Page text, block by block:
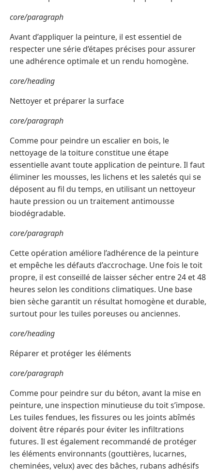
core/paragraph
Avant d’appliquer la peinture, il est essentiel de
respecter une série d’étapes précises pour assurer
une adhérence optimale et un rendu homogène.
core/heading
Nettoyer et préparer la surface
core/paragraph
Comme pour peindre un escalier en bois, le
nettoyage de la toiture constitue une étape
essentielle avant toute application de peinture. Il faut
éliminer les mousses, les lichens et les saletés qui se
déposent au fil du temps, en utilisant un nettoyeur
haute pression ou un traitement antimousse
biodégradable.
core/paragraph
Cette opération améliore l’adhérence de la peinture
et empêche les défauts d’accrochage. Une fois le toit
propre, il est conseillé de laisser sécher entre 24 et 48
heures selon les conditions climatiques. Une base
bien sèche garantit un résultat homogène et durable,
surtout pour les tuiles poreuses ou anciennes.
core/heading
Réparer et protéger les éléments
core/paragraph
Comme pour peindre sur du béton, avant la mise en
peinture, une inspection minutieuse du toit s’impose.
Les tuiles fendues, les fissures ou les joints abîmés
doivent être réparés pour éviter les infiltrations
futures. Il est également recommandé de protéger
les éléments environnants (gouttières, lucarnes,
cheminées, velux) avec des bâches, rubans adhésifs